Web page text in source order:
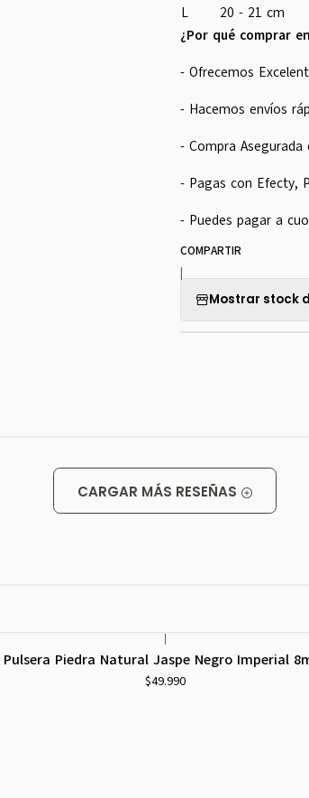
L
20 - 21 cm
¿Por qué comprar
- Ofrecemos
- Hacemos envíos
- Compra Asegurada
- Pagas con Efecty,
- Puedes pagar a
COMPARTIR
|
Mostrar stock
CARGAR MÁS RESEÑAS
Pulsera Piedra Natural Jaspe Negro Imperial
$49.990